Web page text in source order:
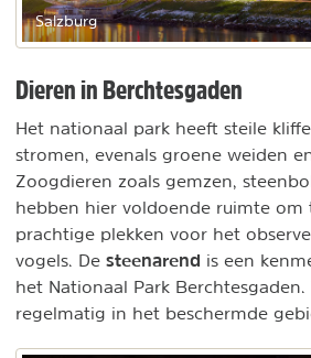
Salzburg
Dieren in Berchtesgaden
Het nationaal park heeft steile
stromen, evenals groene weiden
Zoogdieren zoals gemzen,
hebben hier voldoende ruimte om
prachtige plekken voor het
vogels. De steenarend is een
het Nationaal Park
regelmatig in het beschermde